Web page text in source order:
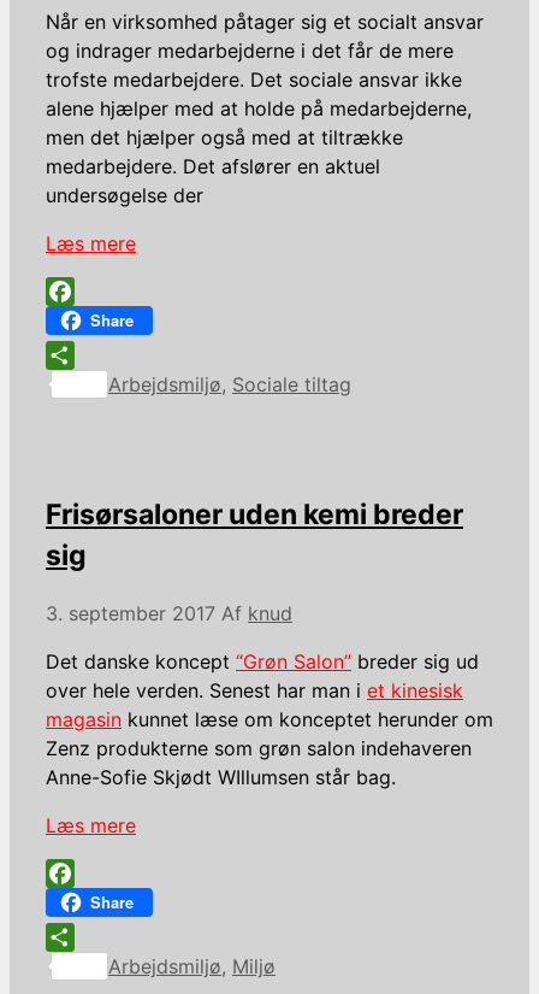
Når en virksomhed påtager sig et socialt ansvar
og indrager medarbejderne i det får de mere
trofste medarbejdere. Det sociale ansvar ikke
alene hjælper med at holde på medarbejderne,
men det hjælper også med at tiltrække
medarbejdere. Det afslører en aktuel
undersøgelse der
Læs mere
Facebook
Share
Share
Kategorier
Arbejdsmiljø, Sociale tiltag
Frisørsaloner uden kemi breder
sig
3. september 2017 Af knud
Det danske koncept “Grøn Salon” breder sig ud
over hele verden. Senest har man i et kinesisk
magasin kunnet læse om konceptet herunder om
Zenz produkterne som grøn salon indehaveren
Anne-Sofie Skjødt WIllumsen står bag.
Læs mere
Facebook
Share
Share
Kategorier
Arbejdsmiljø, Miljø